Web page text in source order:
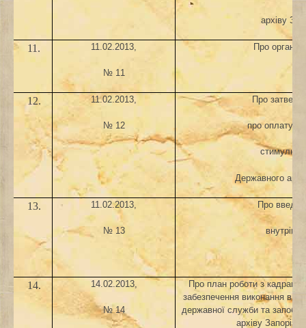
архіву
11. 11.02.2013,
№ 11
Про
12. 11.02.2013,
№ 12
Про
про оплату
Державного
13. 11.02.2013,
№ 13
Про
14. 14.02.2013,
№ 14
Про план роботи з кадрами,
забезпечення виконання
державної служби та
архіву